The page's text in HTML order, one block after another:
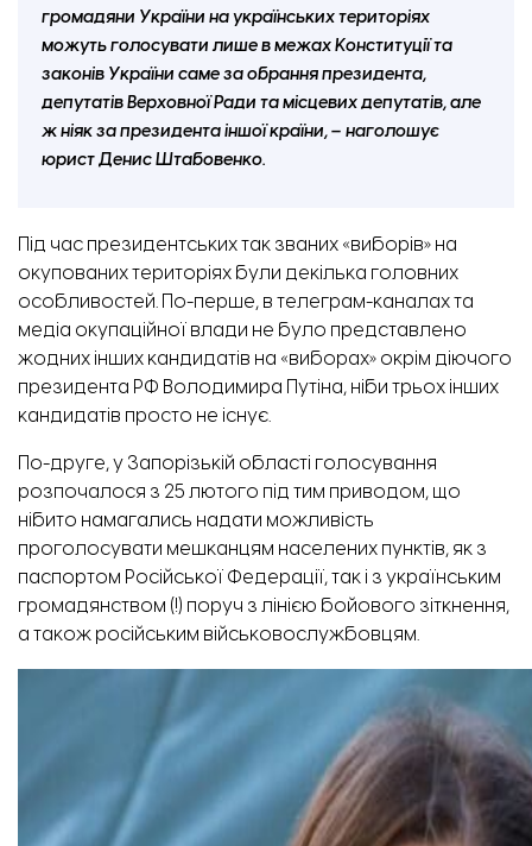
громадяни України на українських територіях
можуть голосувати лише в межах Конституції та
законів України саме за обрання президента,
депутатів Верховної Ради та місцевих депутатів, але
ж ніяк за президента іншої країни, – наголошує
юрист Денис Штабовенко.
Під час президентських так званих «виборів» на
окупованих територіях були декілька головних
особливостей. По-перше, в телеграм-каналах та
медіа окупаційної влади не було представлено
жодних інших кандидатів на «виборах» окрім діючого
президента РФ Володимира Путіна, ніби трьох інших
кандидатів просто не існує.
По-друге, у Запорізькій області голосування
розпочалося з 25 лютого під тим приводом, що
нібито намагались надати можливість
проголосувати мешканцям населених пунктів, як з
паспортом Російської Федерації, так і з українським
громадянством (!) поруч з лінією бойового зіткнення,
а також російським військовослужбовцям.